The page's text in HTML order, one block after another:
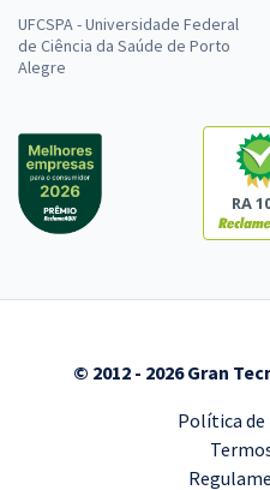
UFCSPA - Universidade Federal
de Ciência da Saúde de Porto
Alegre
RA
© 2012 - 2026 Gran
Política de